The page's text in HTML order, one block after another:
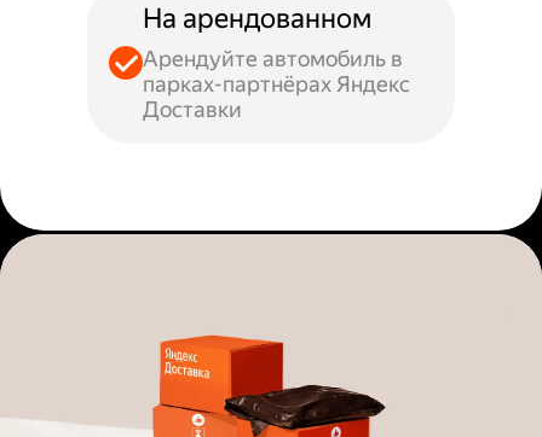
На арендованном
Арендуйте автомобиль в
парках-партнёрах Яндекс
Доставки